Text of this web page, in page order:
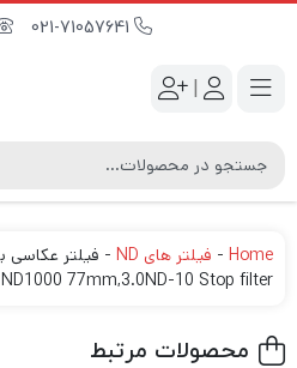
|
Home
- فیلتر های ND -
ND1000 77mm,3.0ND-10 Stop filter
محصولات مرتبط